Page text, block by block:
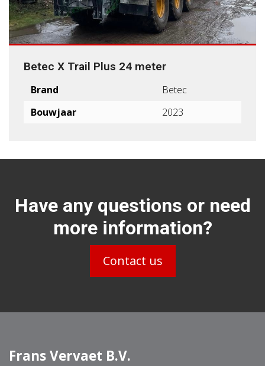
Betec X Trail Plus 24 meter
Brand
Betec
Bouwjaar
2023
Have any questions or need
more information?
Contact us
Frans Vervaet B.V.